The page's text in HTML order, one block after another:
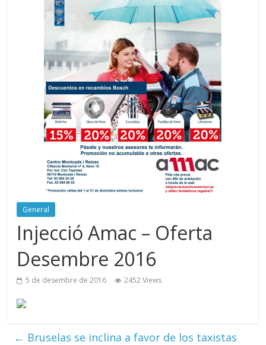
General
Injecció Amac – Oferta
Desembre 2016
5 de desembre de 2016 2452 Views
← Bruselas se inclina a favor de los taxistas